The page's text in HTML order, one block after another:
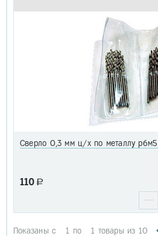
Сверло 0,3 мм ц/х по металлу
110 a
Показаны с 1 по 1 товары из 10